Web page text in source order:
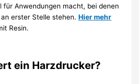
für Anwendungen macht, bei denen
an erster Stelle stehen.Hier mehr
Resin.
ein Harzdrucker?